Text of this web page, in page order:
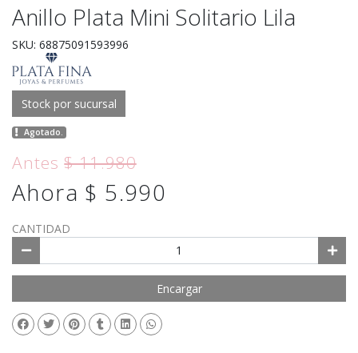
Anillo Plata Mini Solitario Lila
SKU: 68875091593996
Stock por sucursal
Agotado.
Antes$ 11.980
Ahora $ 5.990
CANTIDAD
Encargar